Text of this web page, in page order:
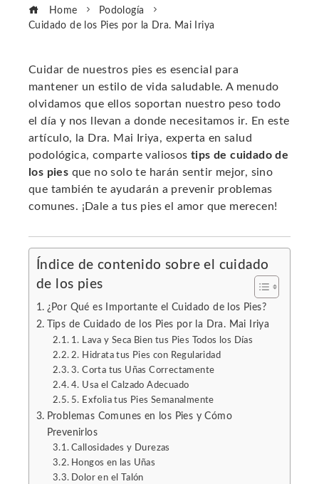
Home
Podología
Cuidado de los Pies por la Dra. Mai Iriya
Cuidar de nuestros pies es esencial para
mantener un estilo de vida saludable. A menudo
olvidamos que ellos soportan nuestro peso todo
el día y nos llevan a donde necesitamos ir. En este
artículo, la Dra. Mai Iriya, experta en salud
podológica, comparte valiosos tips de cuidado de
los pies que no solo te harán sentir mejor, sino
que también te ayudarán a prevenir problemas
comunes. ¡Dale a tus pies el amor que merecen!
Índice de contenido sobre el cuidado
de los pies
¿Por Qué es Importante el Cuidado de los Pies?
Tips de Cuidado de los Pies por la Dra. Mai Iriya
1. Lava y Seca Bien tus Pies Todos los Días
2. Hidrata tus Pies con Regularidad
3. Corta tus Uñas Correctamente
4. Usa el Calzado Adecuado
5. Exfolia tus Pies Semanalmente
Problemas Comunes en los Pies y Cómo
Prevenirlos
Callosidades y Durezas
Hongos en las Uñas
Dolor en el Talón